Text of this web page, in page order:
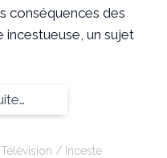
conséquences des
un sujet
Inceste